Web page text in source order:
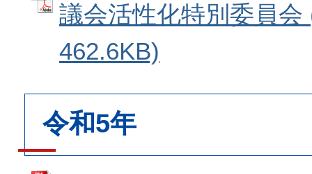
議会活性化特別委員
462.6KB)
令和5年